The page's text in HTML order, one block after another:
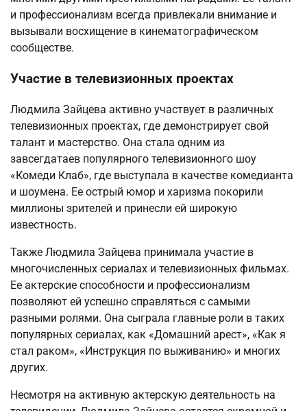
и профессионализм всегда привлекали внимание и
вызывали восхищение в кинематографическом
сообществе.
Участие в телевизионных проектах
Людмила Зайцева активно участвует в различных
телевизионных проектах, где демонстрирует свой
талант и мастерство. Она стала одним из
завсегдатаев популярного телевизионного шоу
«Комеди Клаб», где выступала в качестве комедианта
и шоумена. Ее острый юмор и харизма покорили
миллионы зрителей и принесли ей широкую
известность.
Также Людмила Зайцева принимала участие в
многочисленных сериалах и телевизионных фильмах.
Ее актерские способности и профессионализм
позволяют ей успешно справляться с самыми
разными ролями. Она сыграла главные роли в таких
популярных сериалах, как «Домашний арест», «Как я
стал раком», «Инструкция по выживанию» и многих
других.
Несмотря на активную актерскую деятельность на